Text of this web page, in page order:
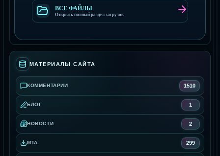
ВСЕ ФАЙЛЫ
Открыть полный раздел загрузок
МАТЕРИАЛЫ САЙТА
КОММЕНТАРИИ 1510
БЛОГ 1
НОВОСТИ 2
MTA 299